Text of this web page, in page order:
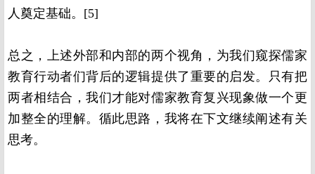
人奠定基础。 [5]
总之，上述外部和内部的两个视角，为我们窥探儒家
教育行动者们背后的逻辑提供了重要的启发。只有把
两者相结合，我们才能对儒家教育复兴现象做一个更
加整全的理解。循此思路，我将在下文继续阐述有关
思考。